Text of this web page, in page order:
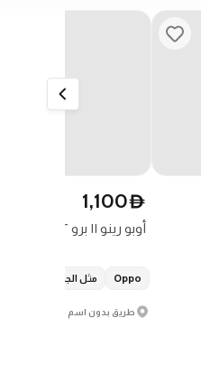
D
1,100
أوبو رينو ١١ برو ١٢ جيجابايت و ٢٥٦ جيجابايت
Oppo مثل الجديد
طريق بدون اسم - البحـوث -